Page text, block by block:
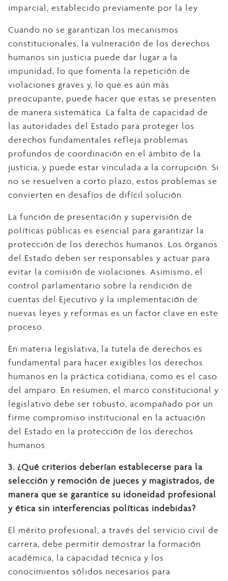
imparcial, establecido previamente por la ley.
Cuando no se garantizan los mecanismos
constitucionales, la vulneración de los derechos
humanos sin justicia puede dar lugar a la
impunidad, lo que fomenta la repetición de
violaciones graves y, lo que es aún más
preocupante, puede hacer que estas se presenten
de manera sistemática. La falta de capacidad de
las autoridades del Estado para proteger los
derechos fundamentales refleja problemas
profundos de coordinación en el ámbito de la
justicia, y puede estar vinculada a la corrupción. Si
no se resuelven a corto plazo, estos problemas se
convierten en desafíos de difícil solución.
La función de presentación y supervisión de
políticas públicas es esencial para garantizar la
protección de los derechos humanos. Los órganos
del Estado deben ser responsables y actuar para
evitar la comisión de violaciones. Asimismo, el
control parlamentario sobre la rendición de
cuentas del Ejecutivo y la implementación de
nuevas leyes y reformas es un factor clave en este
proceso.
En materia legislativa, la tutela de derechos es
fundamental para hacer exigibles los derechos
humanos en la práctica cotidiana, como es el caso
del amparo. En resumen, el marco constitucional y
legislativo debe ser robusto, acompañado por un
firme compromiso institucional en la actuación
del Estado en la protección de los derechos
humanos.
3. ¿Qué criterios deberían establecerse para la
selección y remoción de jueces y magistrados, de
manera que se garantice su idoneidad profesional
y ética sin interferencias políticas indebidas?
El mérito profesional, a través del servicio civil de
carrera, debe permitir demostrar la formación
académica, la capacidad técnica y los
conocimientos sólidos necesarios para